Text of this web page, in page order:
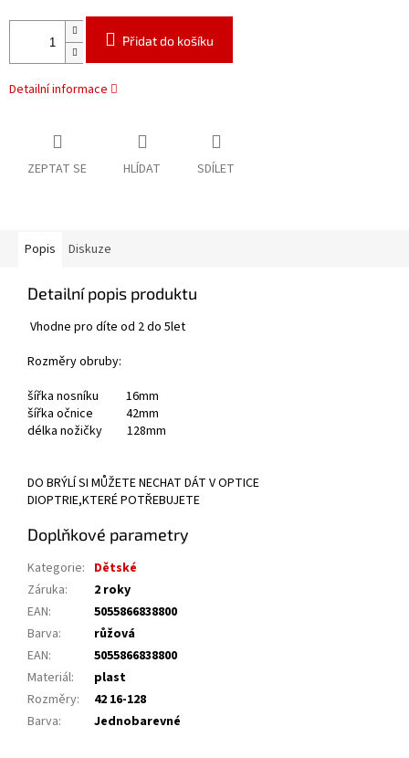
Přidat do košíku
Detailní informace
ZEPTAT SE HLÍDAT SDÍLET
Popis Diskuze
Detailní popis produktu
Vhodne pro díte od 2 do 5let
Rozměry obruby:
šířka nosníku 16mm
šířka očnice 42mm
délka nožičky 128mm
DO BRÝLÍ SI MŮŽETE NECHAT DÁT V OPTICE
DIOPTRIE,KTERÉ POTŘEBUJETE
Doplňkové parametry
Kategorie: Dětské
Záruka:
2 roky
EAN:
5055866838800
Barva:
růžová
EAN:
5055866838800
Materiál:
plast
Rozměry:
42 16-128
Barva: Jednobarevné